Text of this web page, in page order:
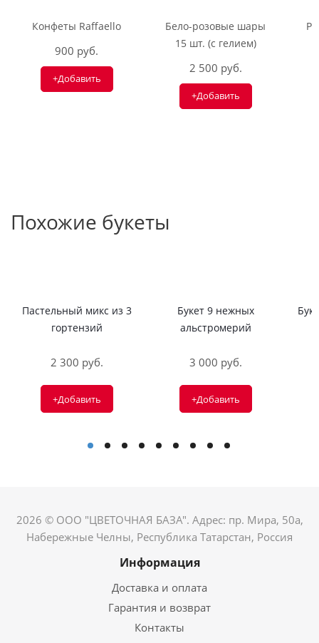
Конфеты Raffaello
900 руб.
+Добавить
Бело-розовые шары
15 шт. (с гелием)
2 500 руб.
+Добавить
Похожие букеты
Пастельный микс из 3
гортензий
2 300 руб.
+Добавить
Букет 9 нежных
альстромерий
3 000 руб.
+Добавить
2026 © ООО "ЦВЕТОЧНАЯ БАЗА". Адрес: пр. Мира, 50а,
Набережные Челны, Республика Татарстан, Россия
Информация
Доставка и оплата
Гарантия и возврат
Контакты